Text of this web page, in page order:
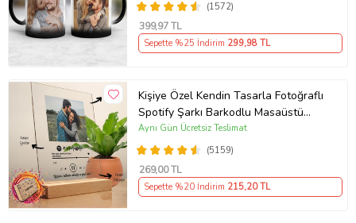
Arkadaşa Resimli Günü Yıl Dönümü
Hediyesi
(1572)
399,97 TL
Sepette %25 İndirim 299,98 TL
Kişiye Özel Kendin Tasarla Fotoğraflı
Spotify Şarkı Barkodlu Masaüstü
Plak Fotoğraf Çerçevesi
(5159)
Aynı Gün Ücretsiz Teslimat
269,00 TL
Sepette %20 İndirim 215,20 TL